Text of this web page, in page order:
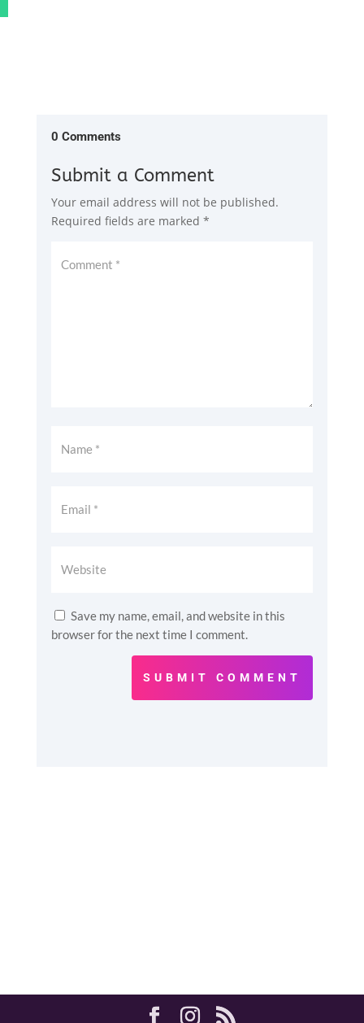
0 Comments
Submit a Comment
Your email address will not be published.
Required fields are marked *
Save my name, email, and website in this
browser for the next time I comment.
SUBMIT COMMENT